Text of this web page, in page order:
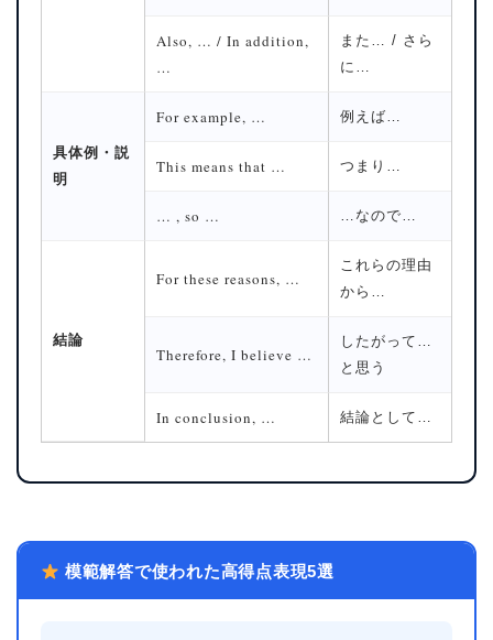
Also, … / In addition,
…
また… / さら
に…
具体例・説
明
For example, … 例えば…
This means that … つまり…
… , so … …なので…
結論
For these reasons, …
これらの理由
から…
Therefore, I believe …
したがって…
と思う
In conclusion, … 結論として…
模範解答で使われた高得点表現5選
ホーム